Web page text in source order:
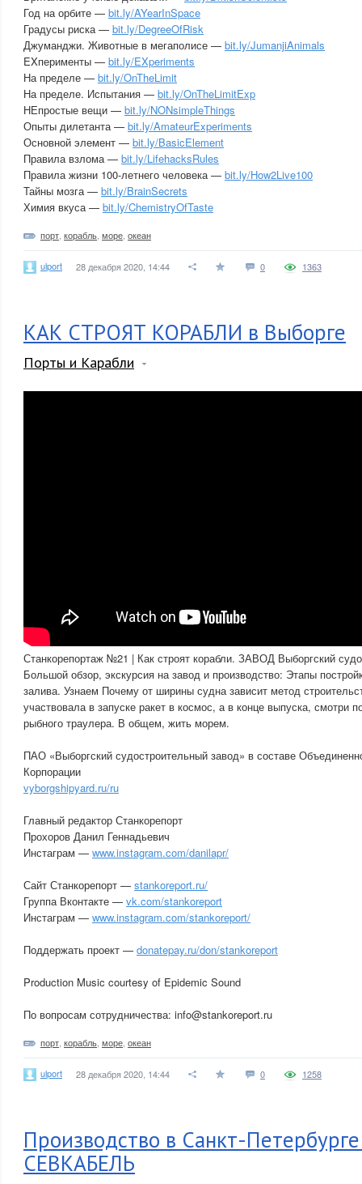
Год на орбите — bit.ly/AYearInSpace
Градусы риска — bit.ly/DegreeOfRisk
Джуманджи. Животные в мегаполисе — bit.ly/JumanjiAnimals
EXперименты — bit.ly/EXperiments
На пределе — bit.ly/OnTheLimit
На пределе. Испытания — bit.ly/OnTheLimitExp
НЕпростые вещи — bit.ly/NONsimpleThings
Опыты дилетанта — bit.ly/AmateurExperiments
Основной элемент — bit.ly/BasicElement
Правила взлома — bit.ly/LifehacksRules
Правила жизни 100-летнего человека — bit.ly/How2Live100
Тайны мозга — bit.ly/BrainSecrets
Химия вкуса — bit.ly/ChemistryOfTaste
порт корабль море океан
ulport 28 декабря 2020, 14:44 0 1363
КАК СТРОЯТ КОРАБЛИ в Выборге
Порты и Карабли
Станкорепортаж №21 | Как строят корабли. ЗАВОД Выборгский
Большой обзор, экскурсия на завод и производство: Этапы
залива. Узнаем Почему от ширины судна зависит метод
участвовала в запуске ракет в космос, а в конце выпуска, смотри
рыбного траулера. В общем, жить морем.
ПАО «Выборгский судостроительный завод» в составе
Корпорации
vyborgshipyard.ru/ru
Главный редактор Станкорепорт
Прохоров Данил Геннадьевич
Инстаграм — www.instagram.com/danilapr/
Сайт Станкорепорт — stankoreport.ru/
Группа Вконтакте — vk.com/stankoreport
Инстаграм — www.instagram.com/stankoreport/
Поддержать проект — donatepay.ru/don/stankoreport
Production Music courtesy of Epidemic Sound
По вопросам сотрудничества: info@stankoreport.ru
порт корабль море океан
ulport 28 декабря 2020, 14:44 0 1258
Производство в Санкт-
СЕВКАБЕЛЬ